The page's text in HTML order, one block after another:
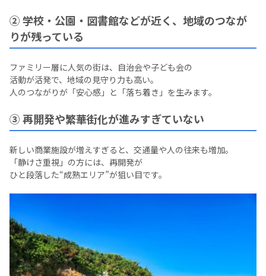
② 学校・公園・図書館などが近く、地域のつなが
りが残っている
ファミリー層に人気の街は、自治会や子ども会の
活動が活発で、地域の見守り力も高い。
人のつながりが「安心感」と「落ち着き」を生みます。
③ 再開発や繁華街化が進みすぎていない
新しい商業施設が増えすぎると、交通量や人の往来も増加。
「静けさ重視」の方には、再開発が
ひと段落した“成熟エリア”が狙い目です。